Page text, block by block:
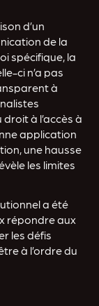
d’un
de la
spécifique, la
ci n’a pas
à
à l’accès à
application
une hausse
les limites
a été
répondre aux
les défis
à l’ordre du